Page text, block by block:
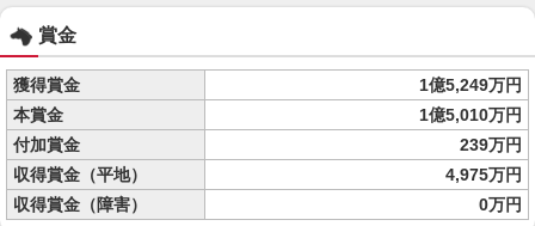
賞金
獲得賞金
1億5,249万円
本賞金
1億5,010万円
付加賞金
239万円
収得賞金（平地）
4,975万円
収得賞金（障害）
0万円